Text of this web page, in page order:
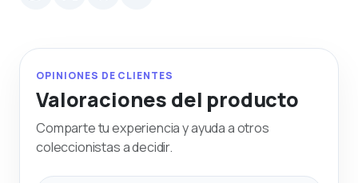
OPINIONES DE CLIENTES
Valoraciones del producto
Comparte tu experiencia y ayuda a otros
coleccionistas a decidir.